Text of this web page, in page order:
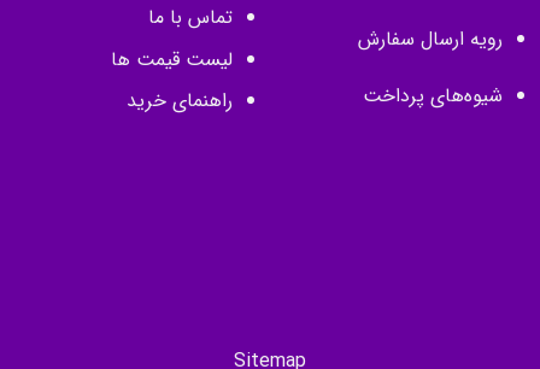
رویه ارسال سفارش
شیوه‌های پرداخت
تماس با ما
لیست قیمت ها
راهنمای خرید
Sitemap